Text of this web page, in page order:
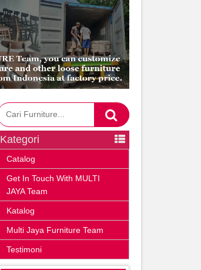
Kategori
Catalog
Get In Touch With MULTI
JAYA Team
Katalog
Multi Jaya Furniture Team
Testimoni